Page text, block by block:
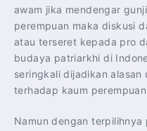
awam jika mendengar
perempuan maka diskusi
atau terseret kepada pro
budaya patriarkhi di
seringkali dijadikan
terhadap kaum
Namun dengan terpilihnya